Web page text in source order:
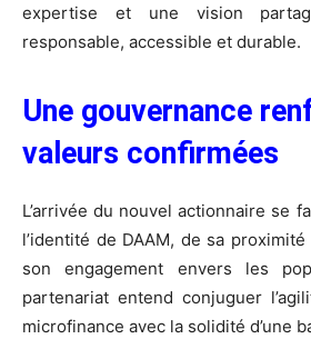
expertise et une vision
responsable, accessible et durable.
Une gouvernance
valeurs confirmées
L’arrivée du nouvel actionnaire se
l’identité de DAAM, de sa
son engagement envers les
partenariat entend conjuguer
microfinance avec la solidité d’une